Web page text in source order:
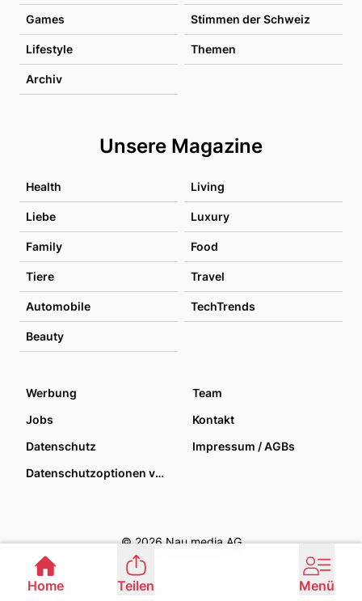
Games Stimmen der Schweiz
Lifestyle Themen
Archiv
Unsere Magazine
Health Living
Liebe Luxury
Family Food
Tiere Travel
Automobile TechTrends
Beauty
Werbung
Team
Jobs
Kontakt
Datenschutz
Impressum / AGBs
Datenschutzoptionen verwalten
© 2026 Nau media AG
Home Teilen Menü